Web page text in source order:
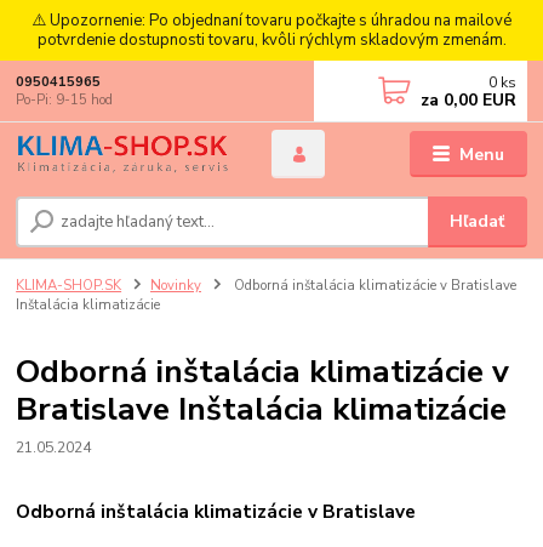
⚠️ Upozornenie: Po objednaní tovaru počkajte s úhradou na mailové
potvrdenie dostupnosti tovaru, kvôli rýchlym skladovým zmenám.
Menu
Hľadať
0950415965
Po-Pi: 9-15 hod
0 ks
za 0,00 EUR
KLIMA-SHOP.SK Novinky
Odborná inštalácia klimatizácie v Bratislave
Inštalácia klimatizácie
Odborná inštalácia klimatizácie v
Bratislave Inštalácia klimatizácie
21.05.2024
Odborná inštalácia klimatizácie v Bratislave